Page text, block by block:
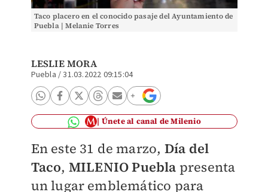
Taco placero en el conocido pasaje del Ayuntamiento de
Puebla | Melanie Torres
LESLIE MORA
Puebla /31.03.2022 09:15:04
Únete al canal de Milenio
En este 31 de marzo, Día del
Taco, MILENIO Puebla presenta
un lugar emblemático para